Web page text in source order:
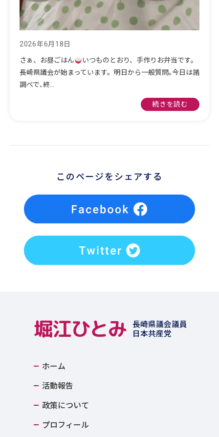
2026年6月18日
さぁ、お昼ごはん
いつものとおり、手作りお弁当です。
長崎県議会が始まっています。明日から一般質問｡今日は諸
調べで､終…
続きを読む
このページをシェアする
堀江ひとみ
長崎県議会議員
日本共産党
ホーム
活動報告
政策について
プロフィール